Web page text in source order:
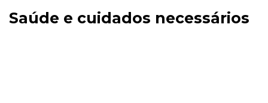
Saúde e cuidados necessários